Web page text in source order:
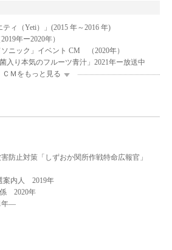
ィ（Yeti）」(2015 年～2016 年)
年ー2020年）
ニック」イベント CM （2020年）
入り本気のフルーツ青汁」2021年ー放送中
ＣＭをもっと見る
防止対策「しずおか関所作戦特命広報官」
案内人 2019年
係 2020年
年―